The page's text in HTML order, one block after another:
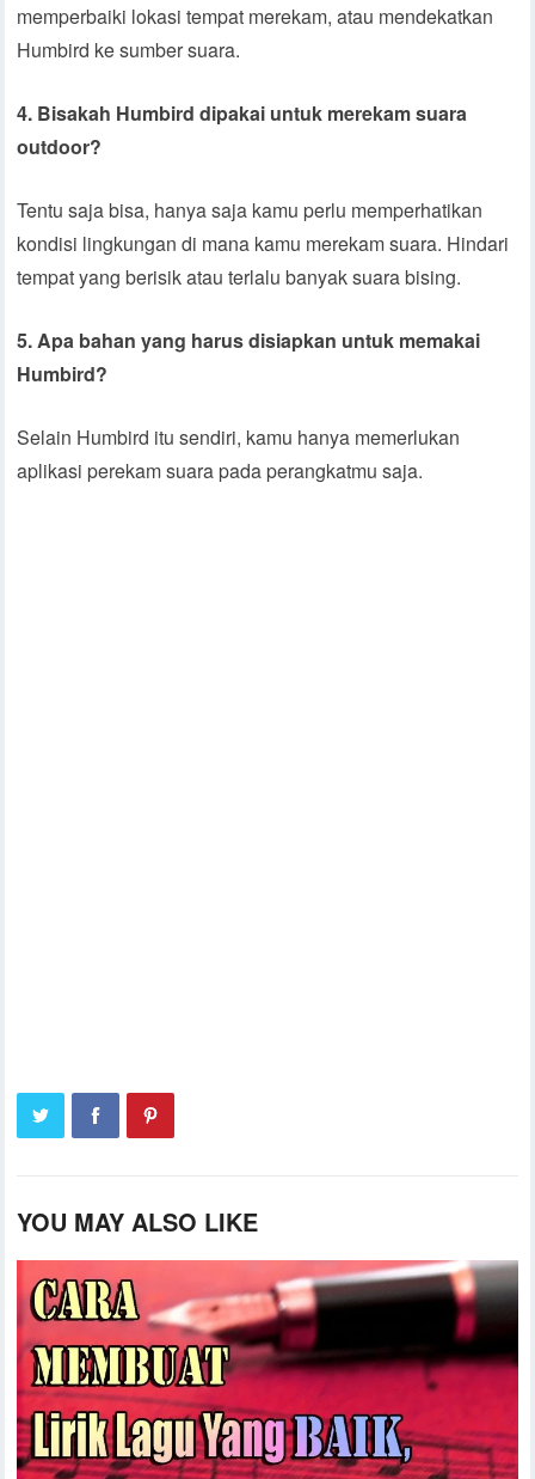
memperbaiki lokasi tempat merekam, atau mendekatkan
Humbird ke sumber suara.
4. Bisakah Humbird dipakai untuk merekam suara
outdoor?
Tentu saja bisa, hanya saja kamu perlu memperhatikan
kondisi lingkungan di mana kamu merekam suara. Hindari
tempat yang berisik atau terlalu banyak suara bising.
5. Apa bahan yang harus disiapkan untuk memakai
Humbird?
Selain Humbird itu sendiri, kamu hanya memerlukan
aplikasi perekam suara pada perangkatmu saja.
YOU MAY ALSO LIKE